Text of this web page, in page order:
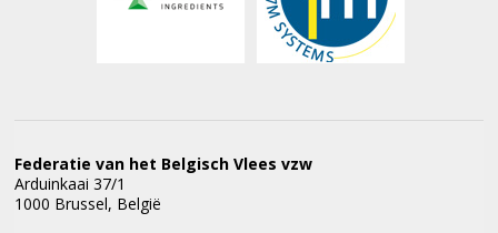
Federatie van het Belgisch Vlees vzw
Arduinkaai 37/1
1000 Brussel, België